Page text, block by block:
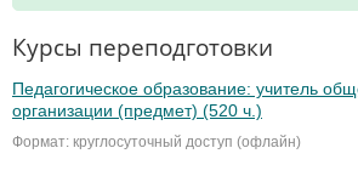
Курсы переподготовки
Педагогическое образование: учитель
организации (предмет) (520 ч.)
Формат: круглосуточный доступ (офлайн)